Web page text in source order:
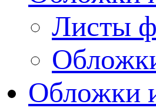
Листы
Обложки